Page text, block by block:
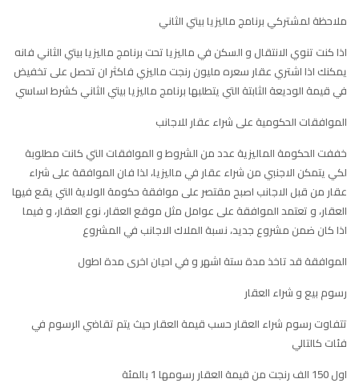
ملاحظة لمشتركي برنامج ماليزيا بيتي الثاني
اذا كنت تنوي الانتقال و السكن في ماليزيا تحت برنامج ماليزيا بيتي الثاني فانه
يمكنك اذا اشتري عقار سعره مليون رنجت ماليزي فاكثر ان تحصل على تخفيض
في قيمة الوديعة الثابتة التي يتطلبها برنامج ماليزيا بيتي الثاني كشرط اساسي
الموافقات الحكومية على شراء عقار للاجانب
خففت الحكومة الماليزية عدد من الشروط و الموافقات التي كانت مطلوبة
لكي يتمكن الاجنبي من شراء عقار في ماليزيا، لذا فان الموافقة على شراء
عقار من قبل الاجانب اصبح مقتصر على موافقة حكومة الولاية التي يقع فيها
العقار، و تعتمد الموافقة على عوامل مثل موقع العقار، نوع العقار، و فيما
اذا كان ضمن مشروع جديد، نسبة الملاك الاجانب في المشروع
الموافقة قد تاخذ مدة ستة اشهر و في احيان اخرى مدة اطول
رسوم بيع و شراء العقار
تتفاوت رسوم شراء العقار حسب قيمة العقار حيث يتم تقاضي الرسوم في
فئات كالتالي
اول 150 الف رنجت من قيمة العقار رسومها 1 بالمئة